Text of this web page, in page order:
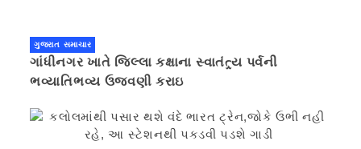
ગુજરાત સમાચાર
ગાંધીનગર ખાતે જિલ્લા કક્ષાના સ્વાતંત્ર્ય પર્વની
ભવ્યાતિભવ્ય ઉજવણી કરાઇ